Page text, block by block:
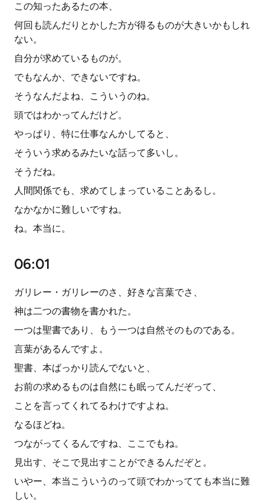
この知ったあるたの本、
何回も読んだりとかした方が得るものが大きいかもしれ
ない。
自分が求めているものが。
でもなんか、できないですね。
そうなんだよね、こういうのね。
頭ではわかってんだけど。
やっぱり、特に仕事なんかしてると、
そういう求めるみたいな話って多いし。
そうだね。
人間関係でも、求めてしまっていることあるし。
なかなかに難しいですね。
ね。本当に。
06:01
ガリレー・ガリレーのさ、好きな言葉でさ、
神は二つの書物を書かれた。
一つは聖書であり、もう一つは自然そのものである。
言葉があるんですよ。
聖書、本ばっかり読んでないと、
お前の求めるものは自然にも眠ってんだぞって、
ことを言ってくれてるわけですよね。
なるほどね。
つながってくるんですね、ここでもね。
見出す、そこで見出すことができるんだぞと。
いやー、本当こういうのって頭でわかってても本当に難
しい。